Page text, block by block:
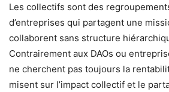
Les collectifs sont des
d’entreprises qui partagent une
collaborent sans structure
Contrairement aux DAOs ou
ne cherchent pas toujours la
misent sur l’impact collectif et le